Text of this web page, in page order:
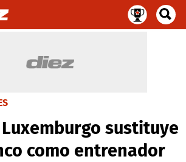
sustituye
como entrenador